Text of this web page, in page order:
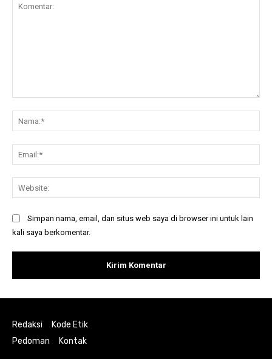
Simpan nama, email, dan situs web saya di browser ini untuk lain
kali saya berkomentar.
Redaksi
Kode Etik
Pedoman
Kontak